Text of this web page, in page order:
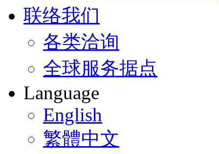
联络我们
各类洽询
全球服务据点
Language
English
繁體中文